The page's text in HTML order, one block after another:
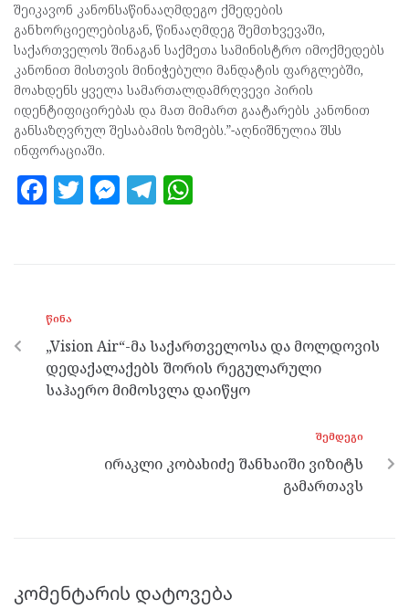
შეიკავონ კანონსაწინააღმდეგო ქმედების
განხორციელებისგან, წინააღმდეგ შემთხვევაში,
საქართველოს შინაგან საქმეთა სამინისტრო იმოქმედებს
კანონით მისთვის მინიჭებული მანდატის ფარგლებში,
მოახდენს ყველა სამართალდამრღვევი პირის
იდენტიფიცირებას და მათ მიმართ გაატარებს კანონით
განსაზღვრულ შესაბამის ზომებს.”-აღნიშნულია შსს
ინფორაციაში.
F
o
o
k
T M
er
T
m p
p
ᲬᲘᲜᲐ
„Vision Air“-მა საქართველოსა და მოლდოვის
დედაქალაქებს შორის რეგულარული
საჰაერო მიმოსვლა დაიწყო
ᲨᲔᲛᲓᲔᲒᲘ
ირაკლი კობახიძე შანხაიში ვიზიტს
გამართავს
კომენტარის დატოვება